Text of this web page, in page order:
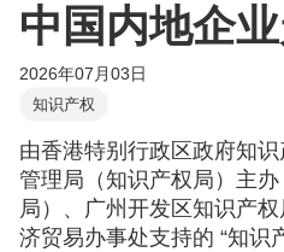
中国内地企
2026年07月03日
知识产权
由香港特别行政区政府知
管理局（知识产权局）主
局）、广州开发区知识产
济贸易办事处支持的 “知识